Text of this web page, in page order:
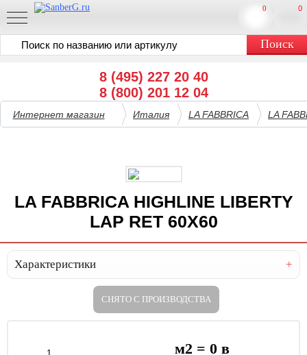
8 (495) 227 20 40
8 (800) 201 12 04
0
0
Интернет магазин Италия LA FABBRICA LA
LA FABBRICA HIGHLINE LIBERTY
LAP RET 60X60
Характеристики
СНЯТО С ПРОИЗВОДСТВА
м2 = 0в